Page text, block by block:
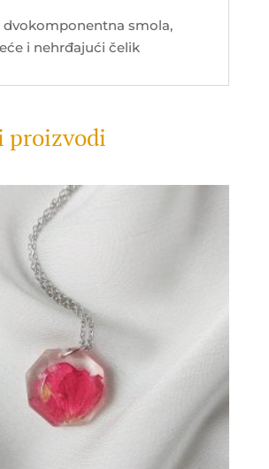
dvokomponentna smola,
i nehrđajući čelik
proizvodi